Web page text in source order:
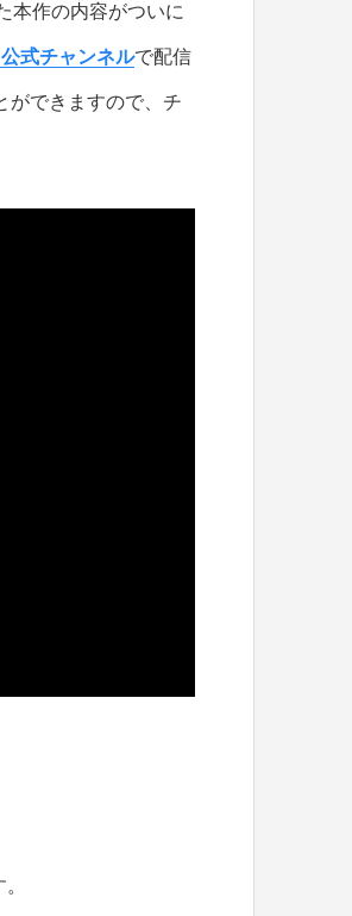
本作の内容がついに
式チャンネルで配信
ができますので、チ